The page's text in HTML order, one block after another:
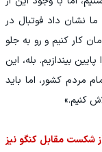
نشان داد فوتبال در
کار کنیم و رو به جلو
بیندازیم. بله، این
مردم کشور، اما باید
کنیم.»
شکست مقابل کنگو نیز